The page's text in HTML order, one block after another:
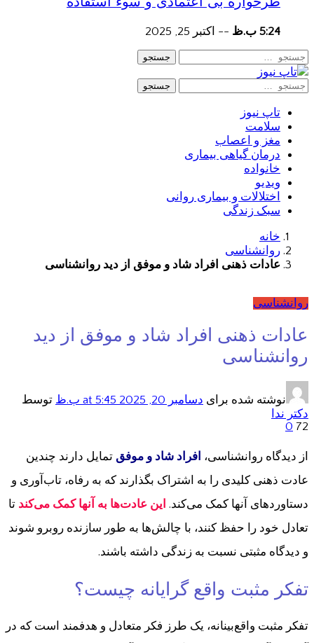
5:24 ب.ظ -- اکتبر 25, 2025
جستجو
جستجو
تاپ نیوز
سلامت
مغز و اعصاب
درمان گیاهی بیماری
خانواده
ویدیو
اختلالات و بیماری روانی
سبک زندگی
خانه
روانشناسی
عادات ذهنی افراد شاد و موفق از دید روانشناسی
روانشناسی
عادات ذهنی افراد شاد و موفق از دید
روانشناسی
نوشته شده برای دسامبر 20, 2025 at 5:45 ب.ظ
توسط
دکتر ندا
72
0
از دیدگاه روانشناسی، افراد شاد و موفق تمایل دارند چندین
عادت ذهنی کلیدی را به اشتراک بگذارند که به رفاه، تاب‌آوری و
دستاوردهای آنها کمک می‌کند. این عادت‌ها به آنها کمک می‌کند تا
تعادل خود را حفظ کنند، با چالش‌ها به طور سازنده روبرو شوند
و دیدگاه مثبتی نسبت به زندگی داشته باشند.
تفکر مثبت واقع گرایانه چیست؟
تفکر مثبت واقع‌بینانه، یک طرز فکر متعادل و هدفمند است که در